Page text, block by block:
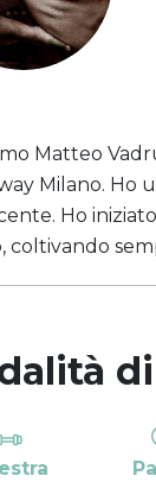
Matteo
Milano. Ho
Ho
coltivando